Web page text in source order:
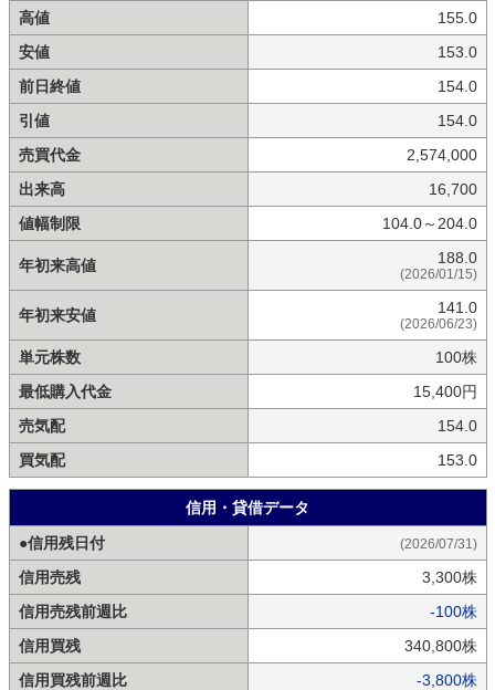
高値
155.0
安値
153.0
前日終値
154.0
引値
154.0
売買代金
2,574,000
出来高
16,700
値幅制限
104.0～204.0
年初来高値 188.0
(2026/01/15)
年初来安値 141.0
(2026/06/23)
単元株数
100株
最低購入代金
15,400円
売気配
154.0
買気配
153.0
信用・貸借データ
●信用残日付
(2026/07/31)
信用売残
3,300株
信用売残前週比
-100株
信用買残
340,800株
信用買残前週比
-3,800株